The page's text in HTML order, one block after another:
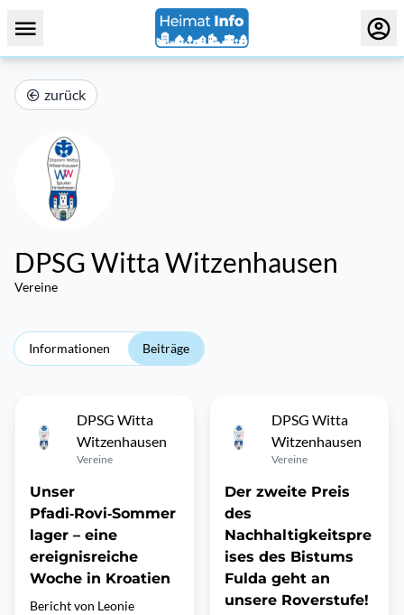
zurück
DPSG Witta Witzenhausen
Vereine
Informationen Beiträge
DPSG Witta
Witzenhausen
Vereine
Unser
Pfadi‑Rovi‑Sommer
lager – eine
ereignisreiche
Woche in Kroatien
Bericht von Leonie
DPSG Witta
Witzenhausen
Vereine
Der zweite Preis
des
Nachhaltigkeitspre
ises des Bistums
Fulda geht an
unsere Roverstufe!